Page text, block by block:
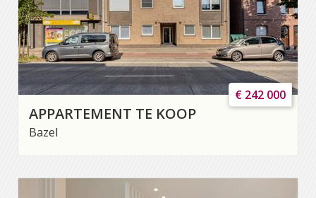
APPARTEMENT TE KOOP
Bazel
€ 242 000